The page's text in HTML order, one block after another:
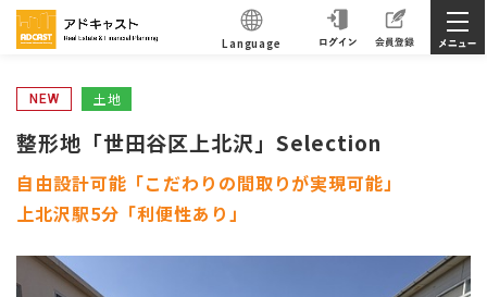
Language
NEW 土地
整形地「世田谷区上北沢」Selection
自由設計可能「こだわりの間取りが実現可能」
上北沢駅5分「利便性あり」